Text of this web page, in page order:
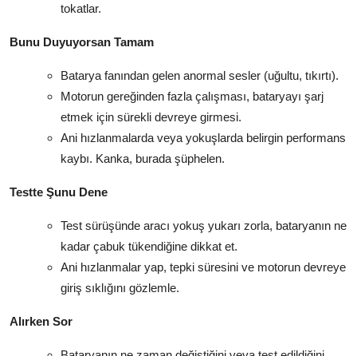
tokatlar.
Bunu Duyuyorsan Tamam
Batarya fanından gelen anormal sesler (uğultu, tıkırtı).
Motorun gereğinden fazla çalışması, bataryayı şarj
etmek için sürekli devreye girmesi.
Ani hızlanmalarda veya yokuşlarda belirgin performans
kaybı. Kanka, burada şüphelen.
Testte Şunu Dene
Test sürüşünde aracı yokuş yukarı zorla, bataryanın ne
kadar çabuk tükendiğine dikkat et.
Ani hızlanmalar yap, tepki süresini ve motorun devreye
giriş sıklığını gözlemle.
Alırken Sor